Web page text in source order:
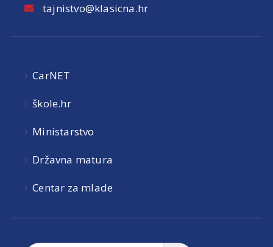
tajnistvo@klasicna.hr
CarNET
škole.hr
Ministarstvo
Državna matura
Centar za mlade